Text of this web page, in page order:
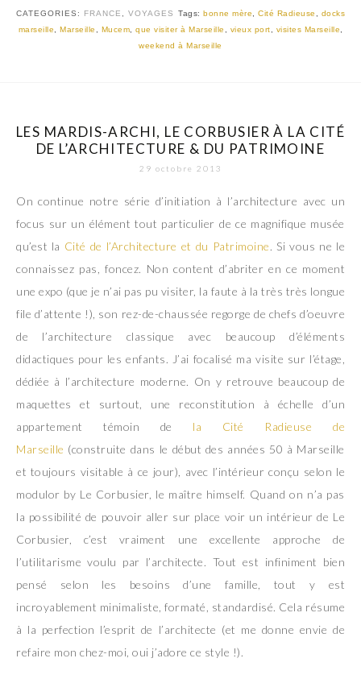
CATEGORIES: FRANCE , VOYAGES Tags: bonne mère, Cité Radieuse , docks
marseille, Marseille , Mucem, que visiter à Marseille , vieux port, visites Marseille,
weekend à Marseille
LES MARDIS-ARCHI, LE CORBUSIER À LA CITÉ
DE L’ARCHITECTURE & DU PATRIMOINE
29 octobre 2013
On continue notre série d’initiation à l’architecture avec un
focus sur un élément tout particulier de ce magnifique musée
qu’est la Cité de l’Architecture et du Patrimoine. Si vous ne le
connaissez pas, foncez. Non content d’abriter en ce moment
une expo (que je n’ai pas pu visiter, la faute à la très très longue
file d’attente !), son rez-de-chaussée regorge de chefs d’oeuvre
de l’architecture classique avec beaucoup d’éléments
didactiques pour les enfants. J’ai focalisé ma visite sur l’étage,
dédiée à l’architecture moderne. On y retrouve beaucoup de
maquettes et surtout, une reconstitution à échelle d’un
appartement témoin de la Cité Radieuse de
Marseille (construite dans le début des années 50 à Marseille
et toujours visitable à ce jour), avec l’intérieur conçu selon le
modulor by Le Corbusier, le maître himself. Quand on n’a pas
la possibilité de pouvoir aller sur place voir un intérieur de Le
Corbusier, c’est vraiment une excellente approche de
l’utilitarisme voulu par l’architecte. Tout est infiniment bien
pensé selon les besoins d’une famille, tout y est
incroyablement minimaliste, formaté, standardisé. Cela résume
à la perfection l’esprit de l’architecte (et me donne envie de
refaire mon chez-moi, oui j’adore ce style !).